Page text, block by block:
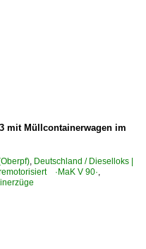
mit Müllcontainerwagen im
, Deutschland / Dieselloks |
·MaK V 90·,